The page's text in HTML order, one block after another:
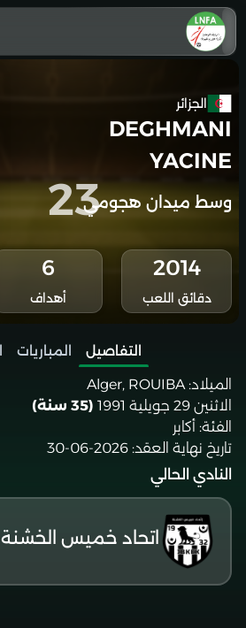
الجزائر
DEGHMANI
YACINE
وسط ميدان هجومي23
2014
دقائق اللعب
6
أهداف
التفاصيل المباريات
الميلاد: Alger, ROUIBA
الاثنين 29 جويلية 1991
(35 سنة)
الفئة: أكابر
تاريخ نهاية العقد: 2026-06-30
النادي الحالي
اتحاد خميس الخشنة